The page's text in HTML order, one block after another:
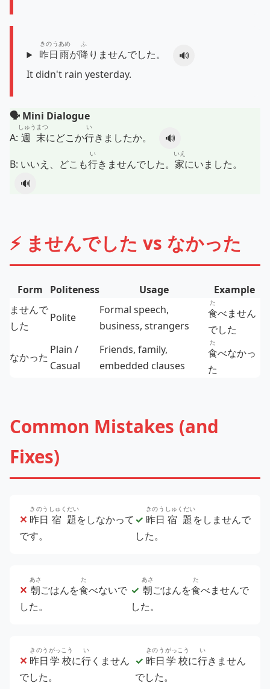
昨日
きのう
雨
あめ
が降
ふ
りませんでした。
🔊
It didn't rain yesterday.
🗣️ Mini Dialogue
A: 週末
しゅうまつ
にどこか行
い
きましたか。
🔊
B: いいえ、どこも行
い
きませんでした。 家
いえ
にいました。
🔊
⚡ ませんでした vs なかった
Form Politeness Usage
Example
ませんで
した
Polite
Formal speech,
business, strangers
食
た
べません
でした
なかった
Plain /
Casual
Friends, family,
embedded clauses
食
た
べなかっ
た
Common Mistakes (and
Fixes)
✕ 昨日
きのう
宿題
しゅくだい
をしなかって
です。
✓ 昨日
きのう
宿題
しゅくだい
をしませんで
した。
✕ 朝
あさ
ごはんを食
た
べないで
した。
✓ 朝
あさ
ごはんを食
た
べませんで
した。
✕ 昨日
きのう
学校
がっこう
に行
い
くません
でした。
✓ 昨日
きのう
学校
がっこう
に行
い
きません
でした。